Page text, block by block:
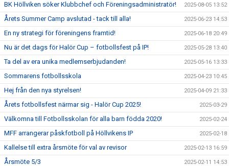
BK Höllviken söker Klubbchef och Föreningsadministratör! 2025-08-05 13:52
Årets Summer Camp avslutad - tack till alla! 2025-06-23 14:53
En ny strategi för föreningens framtid! 2025-06-18 20:49
Nu är det dags för Halör Cup – fotbollsfest på IP! 2025-05-28 13:40
Ta del av era unika medlemserbjudanden! 2025-05-16 13:33
Sommarens fotbollsskola 2025-04-23 10:45
Hej från den nya styrelsen! 2025-04-09 21:33
Årets fotbollsfest närmar sig - Halör Cup 2025! 2025-03-29
Välkomna till Fotbollsskolan för alla barn födda 2020! 2025-02-24
MFF arrangerar påskfotboll på Höllvikens IP 2025-02-18
Kallelse till extra årsmöte för val av revisor 2025-02-13 16:59
Årsmöte 5/3 2025-02-11 14:53